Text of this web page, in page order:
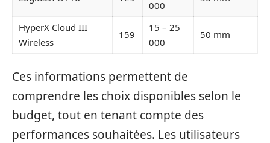
000
HyperX Cloud III
Wireless
159
15 – 25
000
50 mm
Ces informations permettent de
comprendre les choix disponibles selon le
budget, tout en tenant compte des
performances souhaitées. Les utilisateurs